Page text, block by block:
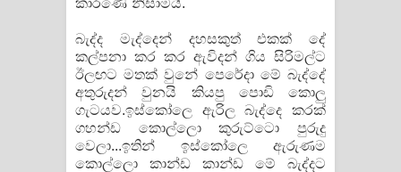
කාරණේ නිසාමයි.
බැද්ද මැද්දෙන් දහසකුත් එකක් දේ
කල්පනා කර කර ඇවිදන් ගිය සිරිමල්ට
ඊලඟට මතක් වුනේ පෙරේදා මේ බැද්දේ
අතුරුදන් වුනයි කියපු පොඩි කොලු
ගැටයව.ඉස්කෝලෙ ඇරිල බැද්දෙ කරක්
ගහන්ඩ කොල්ලො කුරුට්ටො පුරුදු
වෙලා...ඉතින් ඉස්කෝලෙ ඇරුණම
කොල්ලො කාන්ඩ කාන්ඩ මේ බැද්දට